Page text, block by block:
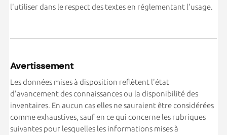
l'utiliser dans le respect des textes en réglementant l'usage.
Avertissement
Les données mises à disposition reflètent l'état
d'avancement des connaissances ou la disponibilité des
inventaires. En aucun cas elles ne sauraient être considérées
comme exhaustives, sauf en ce qui concerne les rubriques
suivantes pour lesquelles les informations mises à